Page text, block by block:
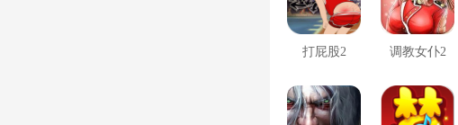
打屁股2 调教女仆2